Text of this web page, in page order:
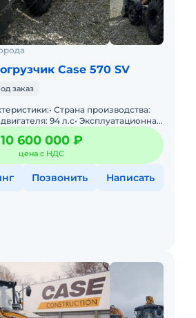
Case 570 SV
заказ
Страна производства:
94 л.с• Эксплуатационная
Новое•
10 600 000 ₽
цена с НДС
Позвонить Написать